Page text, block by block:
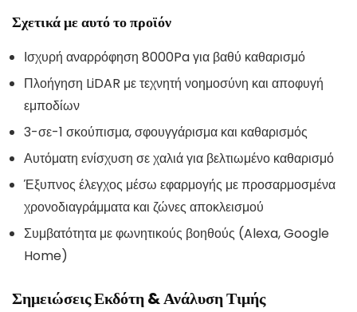
Σχετικά με αυτό το προϊόν
Ισχυρή αναρρόφηση 8000Pa για βαθύ καθαρισμό
Πλοήγηση LiDAR με τεχνητή νοημοσύνη και αποφυγή
εμποδίων
3-σε-1 σκούπισμα, σφουγγάρισμα και καθαρισμός
Αυτόματη ενίσχυση σε χαλιά για βελτιωμένο καθαρισμό
Έξυπνος έλεγχος μέσω εφαρμογής με προσαρμοσμένα
χρονοδιαγράμματα και ζώνες αποκλεισμού
Συμβατότητα με φωνητικούς βοηθούς (Alexa, Google
Home)
Σημειώσεις Εκδότη & Ανάλυση Τιμής